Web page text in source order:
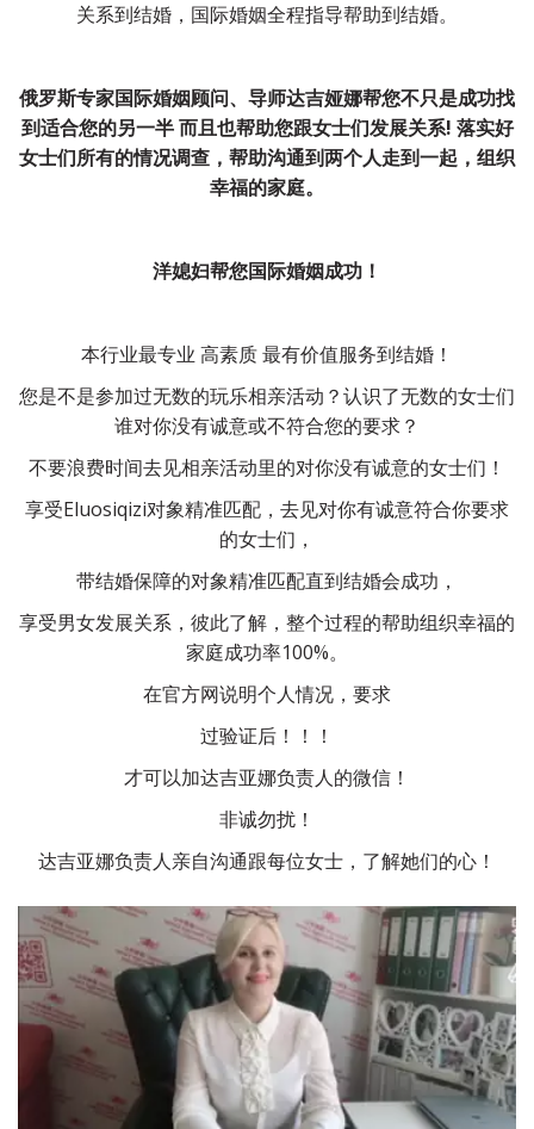
关系到结婚，国际婚姻全程指导帮助到结婚。
俄罗斯专家国际婚姻顾问、导师达吉娅娜帮您不只是成功找
到适合您的另一半 而且也帮助您跟女士们发展关系! 落实好
女士们所有的情况调查，帮助沟通到两个人走到一起，组织
幸福的家庭。
洋媳妇帮您国际婚姻成功！
本行业最专业 高素质 最有价值服务到结婚！
您是不是参加过无数的玩乐相亲活动？认识了无数的女士们
谁对你没有诚意或不符合您的要求？
不要浪费时间去见相亲活动里的对你没有诚意的女士们！
享受Eluosiqizi对象精准匹配，去见对你有诚意符合你要求
的女士们，
带结婚保障的对象精准匹配直到结婚会成功，
享受男女发展关系，彼此了解，整个过程的帮助组织幸福的
家庭成功率100%。
在官方网说明个人情况，要求
过验证后！！！
才可以加达吉亚娜负责人的微信！
非诚勿扰！
达吉亚娜负责人亲自沟通跟每位女士，了解她们的心！